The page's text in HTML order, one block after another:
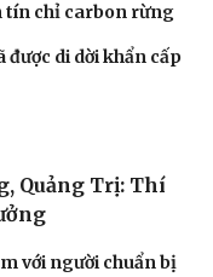
tín chỉ carbon rừng
được di dời khẩn cấp